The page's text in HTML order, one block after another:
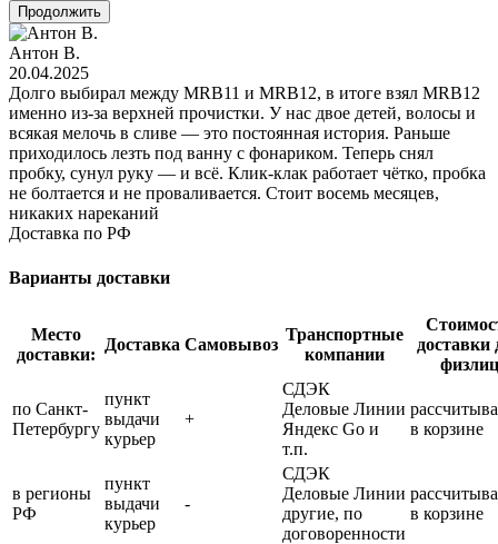
Продолжить
Антон В.
20.04.2025
Долго выбирал между MRB11 и MRB12, в итоге взял MRB12
именно из-за верхней прочистки. У нас двое детей, волосы и
всякая мелочь в сливе — это постоянная история. Раньше
приходилось лезть под ванну с фонариком. Теперь снял
пробку, сунул руку — и всё. Клик-клак работает чётко, пробка
не болтается и не проваливается. Стоит восемь месяцев,
никаких нареканий
Доставка по РФ
Варианты доставки
Место
доставки:
Доставка Самовывоз
Транспортные
компании
доставки
физлиц
по Санкт-
Петербургу
пункт
выдачи
курьер
+
СДЭК
Деловые Линии
Яндекс Go и
т.п.
в корзине
в регионы
РФ
пункт
выдачи
курьер
-
СДЭК
Деловые Линии
другие, по
договоренности
в корзине